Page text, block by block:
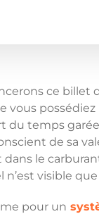
ce billet
vous
du temps
de sa
dans le
visible
pour un